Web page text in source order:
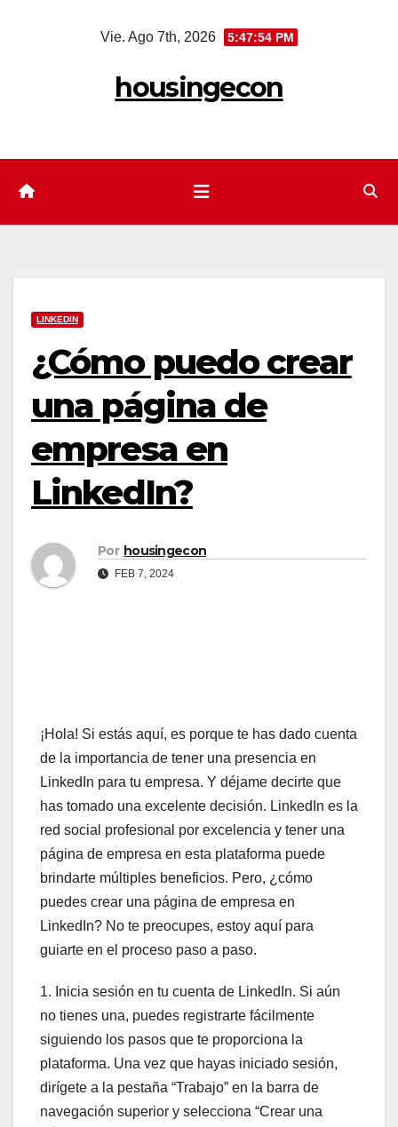
Vie. Ago 7th, 2026 5:47:55 PM
housingecon
LINKEDIN
¿Cómo puedo crear
una página de
empresa en
LinkedIn?
Por housingecon
FEB 7, 2024
¡Hola! Si estás aquí, es porque te has dado cuenta
de la importancia de tener una presencia en
LinkedIn para tu empresa. Y déjame decirte que
has tomado una excelente decisión. LinkedIn es la
red social profesional por excelencia y tener una
página de empresa en esta plataforma puede
brindarte múltiples beneficios. Pero, ¿cómo
puedes crear una página de empresa en
LinkedIn? No te preocupes, estoy aquí para
guiarte en el proceso paso a paso.
1. Inicia sesión en tu cuenta de LinkedIn. Si aún
no tienes una, puedes registrarte fácilmente
siguiendo los pasos que te proporciona la
plataforma. Una vez que hayas iniciado sesión,
dirígete a la pestaña “Trabajo” en la barra de
navegación superior y selecciona “Crear una